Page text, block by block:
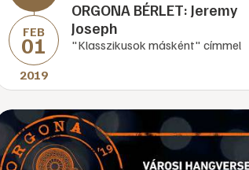
FEB
01
2019
ORGONA BÉRLET: Jeremy
Joseph
"Klasszikusok másként" címmel